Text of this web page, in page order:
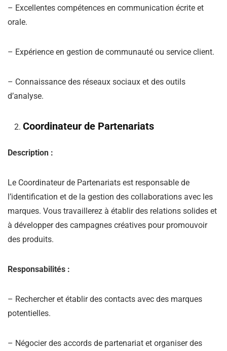
– Excellentes compétences en communication écrite et
orale.
– Expérience en gestion de communauté ou service client.
– Connaissance des réseaux sociaux et des outils
d’analyse.
Coordinateur de Partenariats
Description :
Le Coordinateur de Partenariats est responsable de
l’identification et de la gestion des collaborations avec les
marques. Vous travaillerez à établir des relations solides et
à développer des campagnes créatives pour promouvoir
des produits.
Responsabilités :
– Rechercher et établir des contacts avec des marques
potentielles.
– Négocier des accords de partenariat et organiser des